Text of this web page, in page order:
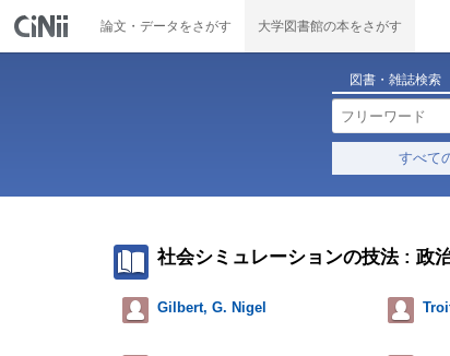
論文・データをさがす 大学図書館の本をさがす
図書・雑誌検索
すべて
社会シミュレーションの技法 : 政
Gilbert, G. Nigel